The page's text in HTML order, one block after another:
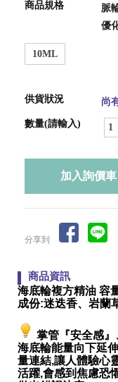
商品規格
脈
優
10ML
供貨狀況 尚
數量(請輸入)
分享到
商品資訊
海底輪複方精油 容
成份:迷迭香、岩蘭
掌管『安全感』
海底輪能量向下延
量連結,讓人體驗心
活躍,會感到焦慮恐